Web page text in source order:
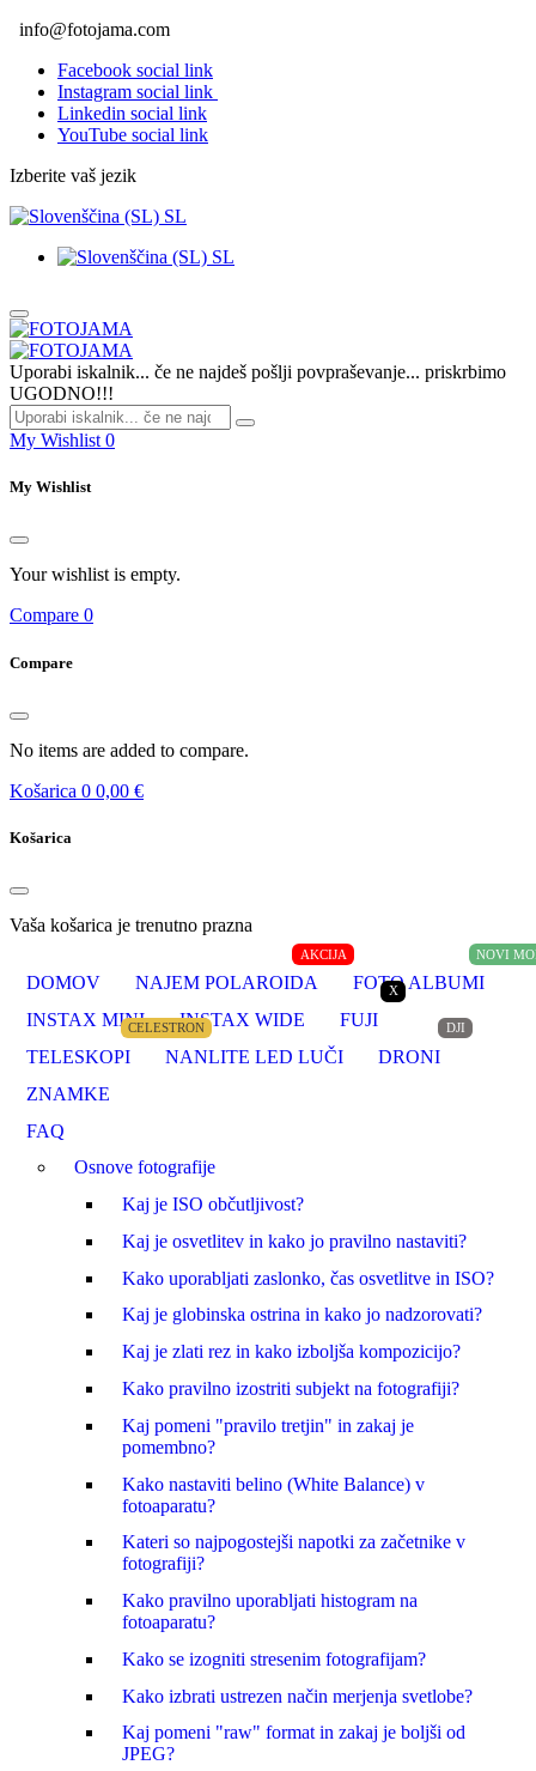
info@fotojama.com
Facebook social link
Instagram social link
Linkedin social link
YouTube social link
Izberite vaš jezik
SL
SL
Uporabi iskalnik... če ne najdeš pošlji povpraševanje... priskrbimo
UGODNO!!!
My Wishlist 0
My Wishlist
Your wishlist is empty.
Compare 0
Compare
No items are added to compare.
Košarica 0 0,00 €
Košarica
Vaša košarica je trenutno prazna
DOMOV NAJEM POLAROIDA
AKCIJA
FOTO ALBUMI
NOVI
INSTAX MINI INSTAX WIDE FUJI
X
TELESKOPI
CELESTRON
NANLITE LED LUČI DRONI
DJI
ZNAMKE
FAQ
Osnove fotografije
Kaj je ISO občutljivost?
Kaj je osvetlitev in kako jo pravilno nastaviti?
Kako uporabljati zaslonko, čas osvetlitve in ISO?
Kaj je globinska ostrina in kako jo nadzorovati?
Kaj je zlati rez in kako izboljša kompozicijo?
Kako pravilno izostriti subjekt na fotografiji?
Kaj pomeni "pravilo tretjin" in zakaj je
pomembno?
Kako nastaviti belino (White Balance) v
fotoaparatu?
Kateri so najpogostejši napotki za začetnike v
fotografiji?
Kako pravilno uporabljati histogram na
fotoaparatu?
Kako se izogniti stresenim fotografijam?
Kako izbrati ustrezen način merjenja svetlobe?
Kaj pomeni "raw" format in zakaj je boljši od
JPEG?